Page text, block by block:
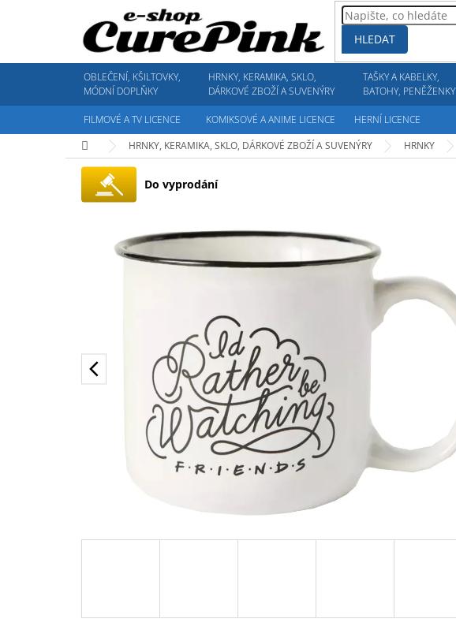
HLEDAT
OBLEČENÍ, KŠILTOVKY,
MÓDNÍ DOPLŇKY
HRNKY, KERAMIKA, SKLO,
DÁRKOVÉ ZBOŽÍ A SUVENÝRY
TAŠKY A KABELKY,
BATOHY, PENĚŽENKY
FILMOVÉ A TV LICENCE KOMIKSOVÉ A ANIME LICENCE HERNÍ LICENCE
Domů
HRNKY, KERAMIKA, SKLO, DÁRKOVÉ ZBOŽÍ A SUVENÝRY HRNKY
Do vyprodání